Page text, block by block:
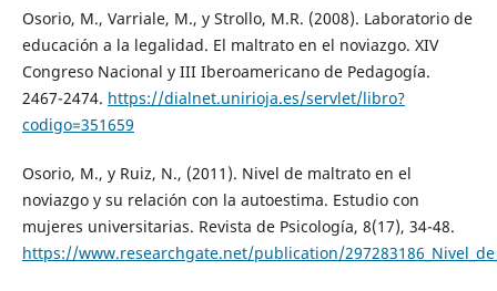
Osorio, M., Varriale, M., y Strollo, M.R. (2008). Laboratorio de
educación a la legalidad. El maltrato en el noviazgo. XIV
Congreso Nacional y III Iberoamericano de Pedagogía.
2467-2474. https://dialnet.unirioja.es/servlet/libro?
codigo=351659
Osorio, M., y Ruiz, N., (2011). Nivel de maltrato en el
noviazgo y su relación con la autoestima. Estudio con
mujeres universitarias. Revista de Psicología, 8(17), 34-48.
https://www.researchgate.net/publication/